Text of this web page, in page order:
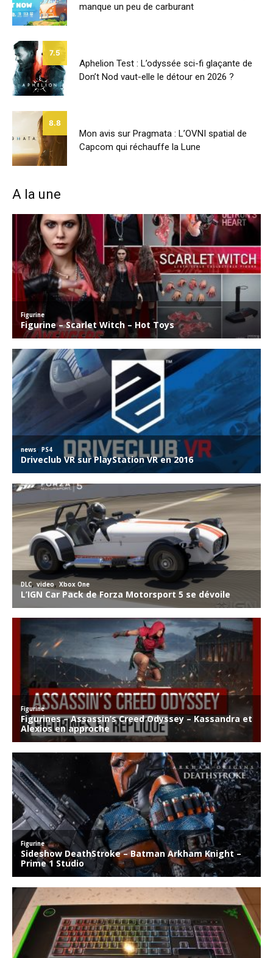
manque un peu de carburant
7.5
Aphelion Test : L’odyssée sci-fi glaçante de
Don’t Nod vaut-elle le détour en 2026 ?
8.8
Mon avis sur Pragmata : L’OVNI spatial de
Capcom qui réchauffe la Lune
A la une